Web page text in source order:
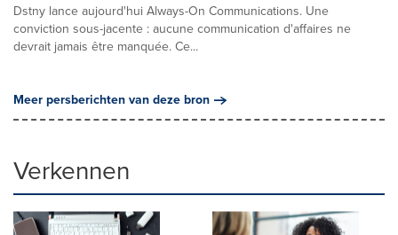
Dstny lance aujourd'hui Always-On Communications. Une
conviction sous-jacente : aucune communication d'affaires ne
devrait jamais être manquée. Ce...
Meer persberichten van deze bron
Verkennen